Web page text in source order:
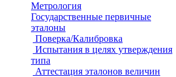
Метрология
Государственные первичные
эталоны
Поверка/Калибровка
Испытания в целях утверждения
типа
Аттестация эталонов величин